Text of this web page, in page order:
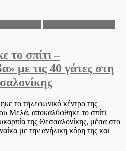
το σπίτι –
με τις 40 γάτες στη
το τηλεφωνικό κέντρο της
Μελά, αποκαλύφθηκε το σπίτι
της Θεσσαλονίκης, μέσα στο
με την ανήλικη κόρη της και